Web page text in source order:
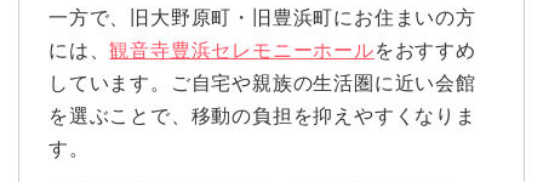
一方で、旧大野原町・旧豊浜町にお住まいの方
には、観音寺豊浜セレモニーホールをおすすめ
しています。ご自宅や親族の生活圏に近い会館
を選ぶことで、移動の負担を抑えやすくなりま
す。